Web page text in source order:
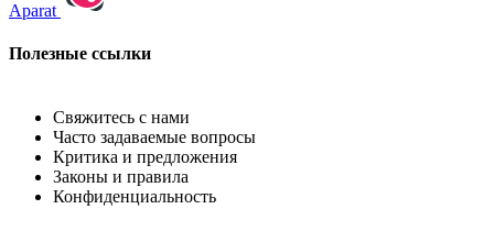
Aparat
Полезные ссылки
Свяжитесь с нами
Часто задаваемые вопросы
Критика и предложения
Законы и правила
Конфиденциальность